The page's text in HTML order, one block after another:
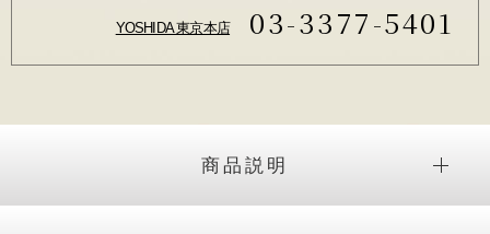
YOSHIDA 東京本店 03-3377-5401
商品説明